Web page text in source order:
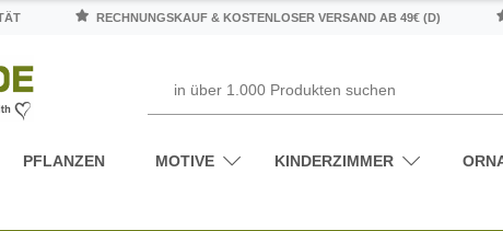
RECHNUNGSKAUF & KOSTENLOSER VERSAND AB 49€ (D)
PFLANZEN MOTIVE KINDERZIMMER